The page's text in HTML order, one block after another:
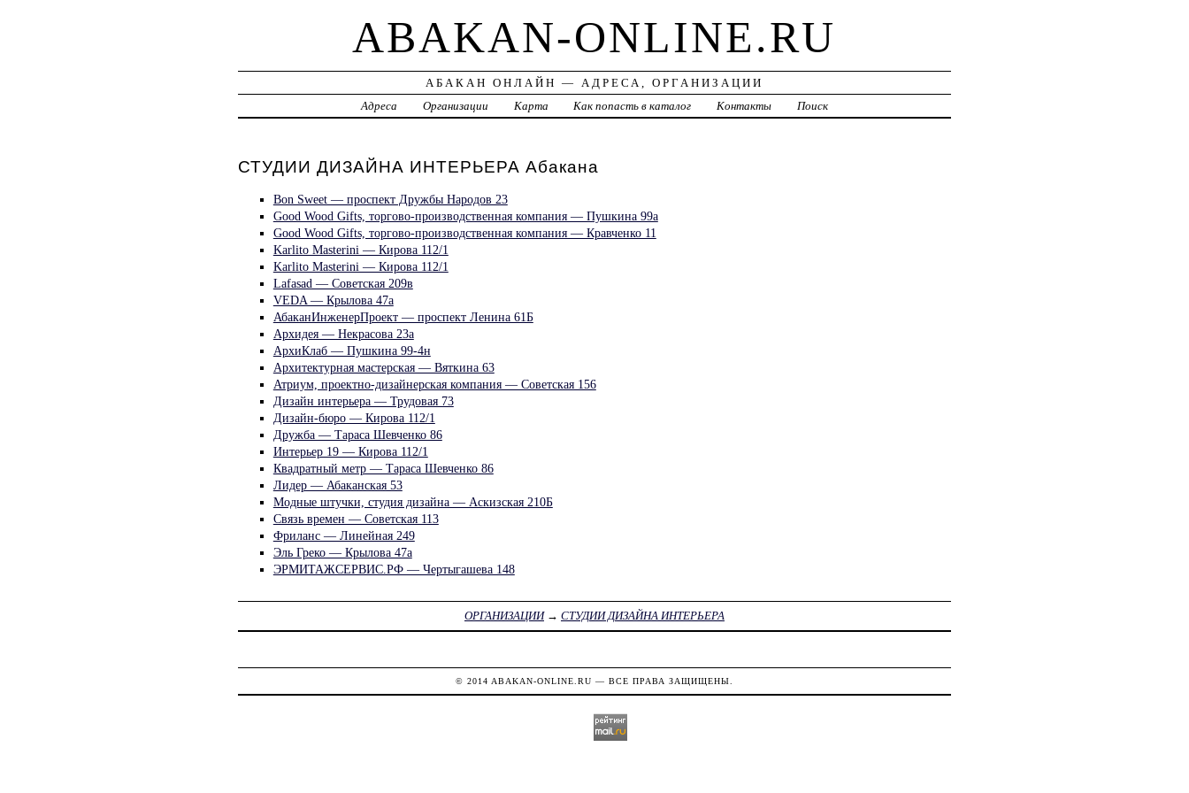
ABAKAN-ONLINE.RU
АБАКАН ОНЛАЙН — АДРЕСА, ОРГАНИЗАЦИИ
Адреса
Организации Карта Как попасть в каталог Контакты Поиск
СТУДИИ ДИЗАЙНА ИНТЕРЬЕРА Абакана
Bon Sweet — проспект Дружбы Народов 23
Good Wood Gifts, торгово-производственная компания — Пушкина 99а
Good Wood Gifts, торгово-производственная компания — Кравченко 11
Karlito Masterini — Кирова 112/1
Karlito Masterini — Кирова 112/1
Lafasad — Советская 209в
VEDA — Крылова 47а
АбаканИнженерПроект — проспект Ленина 61Б
Архидея — Некрасова 23а
АрхиКлаб — Пушкина 99-4н
Архитектурная мастерская — Вяткина 63
Атриум, проектно-дизайнерская компания — Советская 156
Дизайн интерьера — Трудовая 73
Дизайн-бюро — Кирова 112/1
Дружба — Тараса Шевченко 86
Интерьер 19 — Кирова 112/1
Квадратный метр — Тараса Шевченко 86
Лидер — Абаканская 53
Модные штучки, студия дизайна — Аскизская 210Б
Связь времен — Советская 113
Фриланс — Линейная 249
Эль Греко — Крылова 47а
ЭРМИТАЖСЕРВИС.РФ — Чертыгашева 148
ОРГАНИЗАЦИИ→ СТУДИИ ДИЗАЙНА ИНТЕРЬЕРА
© 2014 ABAKAN-ONLINE.RU — ВСЕ ПРАВА ЗАЩИЩЕНЫ.